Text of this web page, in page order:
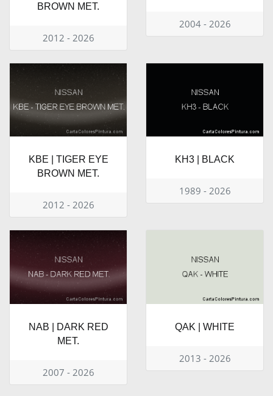
BROWN MET.
2012 - 2026
2004 - 2026
KBE | TIGER EYE
BROWN MET.
2012 - 2026
KH3 | BLACK
1989 - 2026
NAB | DARK RED
MET.
2007 - 2026
QAK | WHITE
2013 - 2026